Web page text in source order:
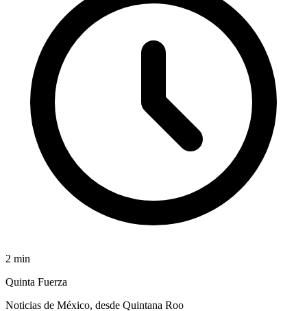
2 min
Quinta Fuerza
Noticias de México, desde Quintana Roo